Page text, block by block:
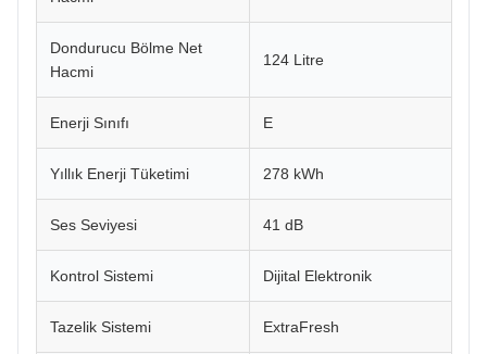
Dondurucu Bölme Net
Hacmi
124 Litre
Enerji Sınıfı E
Yıllık Enerji Tüketimi 278 kWh
Ses Seviyesi 41 dB
Kontrol Sistemi Dijital Elektronik
Tazelik Sistemi ExtraFresh